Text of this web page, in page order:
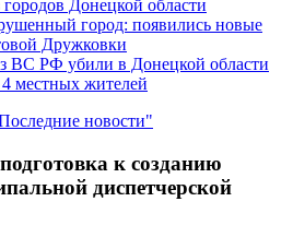
Донецкой области
город: появились новые
Дружковки
ВС РФ убили в Донецкой области
местных жителей
новости"
к созданию
диспетчерской